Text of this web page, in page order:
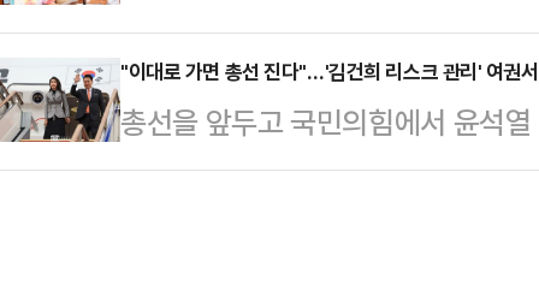
과거 이른바…
고위원회의 직후 기자들과 만나 "이
희롱 문제와 관련해 윤리 감찰을
표의 뜻"이라며 "사실관계를 확인
지시하게 됐다"고 설명했…
발 가짜뉴스가 엉뚱하게 이재명 대
이들이 정치적으로 소모되는 것을
민주당은 적극적으로 활용했다는
와 온라인 커뮤니티에 퍼진 게시물
"이대로 가면 총선 진다"…'김건희 리스크 관리' 여권
총선을 앞두고 국민의힘에서 윤석
리를 요구하는 목소리들이 수면 위